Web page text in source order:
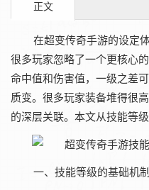
正文
在‌超变传奇手游‌的设定
很多玩家忽略了一个更核心
命中值和伤害值，一级之差
质变。很多玩家装备堆得很
的深层关联。本文从技能等
一、技能等级的基础机